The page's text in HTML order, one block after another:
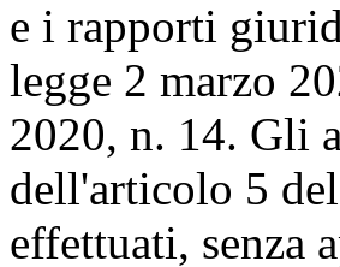
e i rapporti
legge 2 marzo
2020, n. 14. Gli
dell'articolo 5
effettuati, senza